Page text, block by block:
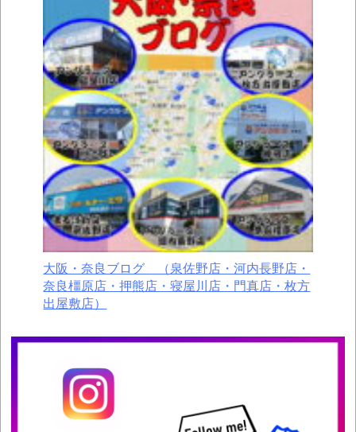
大阪・奈良ブログ （泉佐野店・河内長野店・
奈良橿原店・押熊店・寝屋川店・門真店・枚方
出屋敷店）